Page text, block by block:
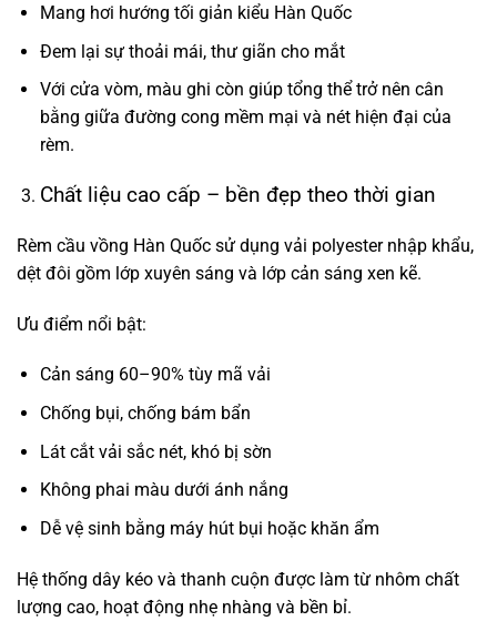
Mang hơi hướng tối giản kiểu Hàn Quốc
Đem lại sự thoải mái, thư giãn cho mắt
Với cửa vòm, màu ghi còn giúp tổng thể trở nên cân
bằng giữa đường cong mềm mại và nét hiện đại của
rèm.
Chất liệu cao cấp – bền đẹp theo thời gian
Rèm cầu vồng Hàn Quốc sử dụng vải polyester nhập khẩu,
dệt đôi gồm lớp xuyên sáng và lớp cản sáng xen kẽ.
Ưu điểm nổi bật:
Cản sáng 60–90% tùy mã vải
Chống bụi, chống bám bẩn
Lát cắt vải sắc nét, khó bị sờn
Không phai màu dưới ánh nắng
Dễ vệ sinh bằng máy hút bụi hoặc khăn ẩm
Hệ thống dây kéo và thanh cuộn được làm từ nhôm chất
lượng cao, hoạt động nhẹ nhàng và bền bỉ.